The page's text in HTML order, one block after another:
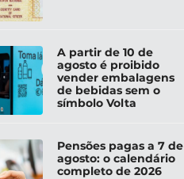
A partir de 10 de
agosto é proibido
vender embalagens
de bebidas sem o
símbolo Volta
Pensões pagas a 7 de
agosto: o calendário
completo de 2026